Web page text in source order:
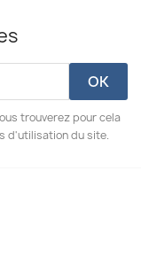
trouverez pour cela
d'utilisation du site.